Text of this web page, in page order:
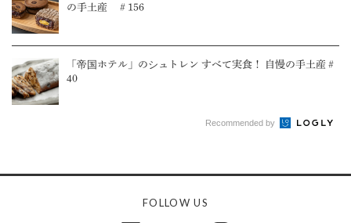
の手土産 ＃156
「帝国ホテル」のシュトレン すべて実食！ 自慢の手土産＃
40
Recommended by
FOLLOW US